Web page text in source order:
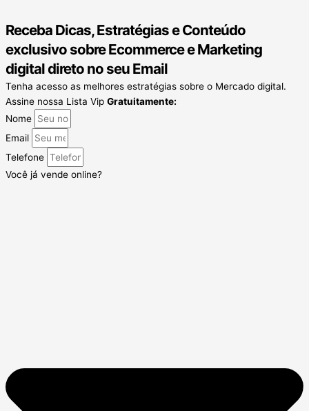
Receba Dicas, Estratégias e Conteúdo
exclusivo sobre Ecommerce e Marketing
digital direto no seu Email
Tenha acesso as melhores estratégias sobre o Mercado digital.
Assine nossa Lista Vip Gratuitamente:
Nome
Email
Telefone
Você já vende online?